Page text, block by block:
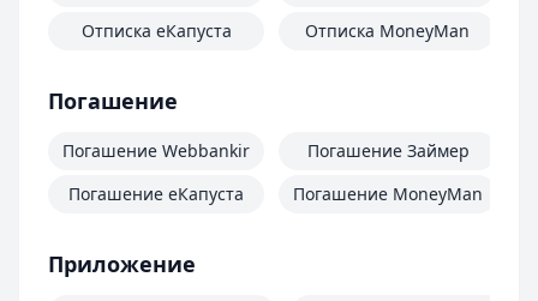
Отписка еКапуста
Отписка MoneyMan
Погашение
Погашение Webbankir
Погашение еКапуста
Погашение Займер
Погашение MoneyMan
Приложение